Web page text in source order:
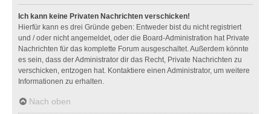
Ich kann keine Privaten Nachrichten verschicken!
Hierfür kann es drei Gründe geben: Entweder bist du nicht registriert
und / oder nicht angemeldet, oder die Board-Administration hat Private
Nachrichten für das komplette Forum ausgeschaltet. Außerdem könnte
es sein, dass der Administrator dir das Recht, Private Nachrichten zu
verschicken, entzogen hat. Kontaktiere einen Administrator, um weitere
Informationen zu erhalten.
Nach oben